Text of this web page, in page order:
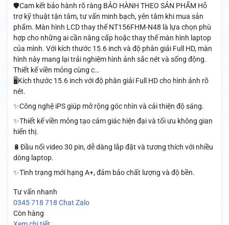
🛡️Cam kết bảo hành rõ ràng BẢO HÀNH THEO SẢN PHẨM Hỗ
trợ kỹ thuật tận tâm, tư vấn minh bạch, yên tâm khi mua sản
phẩm. Màn hình LCD thay thế NT156FHM-N48 là lựa chọn phù
hợp cho những ai cần nâng cấp hoặc thay thế màn hình laptop
của mình. Với kích thước 15.6 inch và độ phân giải Full HD, màn
hình này mang lại trải nghiệm hình ảnh sắc nét và sống động.
Thiết kế viền mỏng cùng c…
🖥️Kích thước 15.6 inch với độ phân giải Full HD cho hình ảnh rõ
nét.
✨Công nghệ iPS giúp mở rộng góc nhìn và cải thiện độ sáng.
✨Thiết kế viền mỏng tạo cảm giác hiện đại và tối ưu không gian
hiển thị.
🔋Đầu nối video 30 pin, dễ dàng lắp đặt và tương thích với nhiều
dòng laptop.
✨Tình trạng mới hạng A+, đảm bảo chất lượng và độ bền.
Tư vấn nhanh
0345 718 718 Chat Zalo
Còn hàng